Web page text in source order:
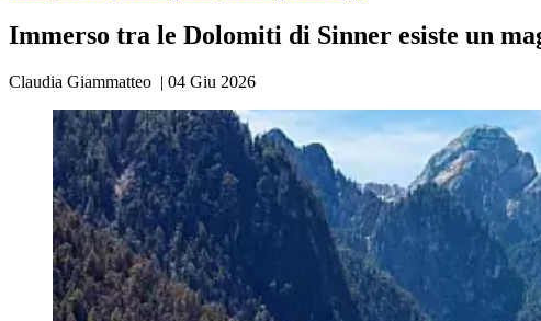
Immerso tra le Dolomiti di Sinner esiste un
Claudia Giammatteo | 04 Giu 2026